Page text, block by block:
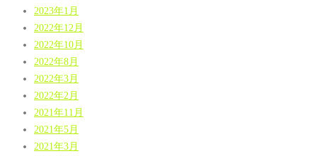
2023年1月
2022年12月
2022年10月
2022年8月
2022年3月
2022年2月
2021年11月
2021年5月
2021年3月